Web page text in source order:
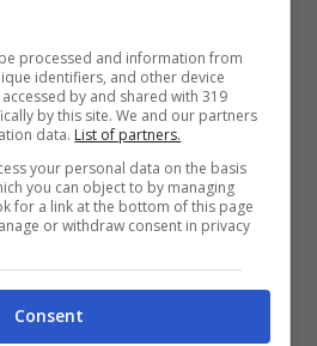
mai
bisogna stare attenti
nel diametro delle
anomale o ai noduli
E se noti linfonodi
inguinale, allora devi stare
dal medico
processed and information from
identifiers, and other device
by and shared with 319
by this site. We and our partners
data. List of partners.
your personal data on the basis
you can object to by managing
for a link at the bottom of this page
or withdraw consent in privacy
Consent